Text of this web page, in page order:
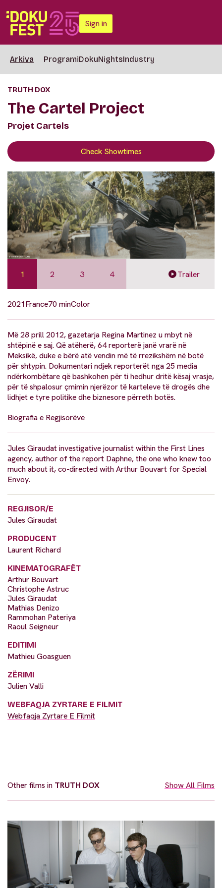
Sign in
Arkiva ProgramiDokuNightsIndustry
TRUTH DOX
The Cartel Project
Projet Cartels
Check Showtimes
1 2 3 4 Trailer
2021France70 minColor
Më 28 prill 2012, gazetarja Regina Martinez u mbyt në
shtëpinë e saj. Që atëherë, 64 reporterë janë vrarë në
Meksikë, duke e bërë atë vendin më të rrezikshëm në botë
për shtypin. Dokumentari ndjek reporterët nga 25 media
ndërkombëtare që bashkohen për ti hedhur dritë kësaj vrasje,
për të shpalosur çmimin njerëzor të karteleve të drogës dhe
lidhjet e tyre politike dhe biznesore përreth botës.
Biografia e Regjisorëve
Jules Giraudat investigative journalist within the First Lines
agency, author of the report Daphne, the one who knew too
much about it, co-directed with Arthur Bouvart for Special
Envoy.
REGJISOR/E
Jules Giraudat
PRODUCENT
Laurent Richard
KINEMATOGRAFËT
Arthur Bouvart
Christophe Astruc
Jules Giraudat
Mathias Denizo
Rammohan Pateriya
Raoul Seigneur
EDITIMI
Mathieu Goasguen
ZËRIMI
Julien Valli
WEBFAQJA ZYRTARE E FILMIT
Webfaqja Zyrtare E Filmit
Other films in TRUTH DOX Show All Films